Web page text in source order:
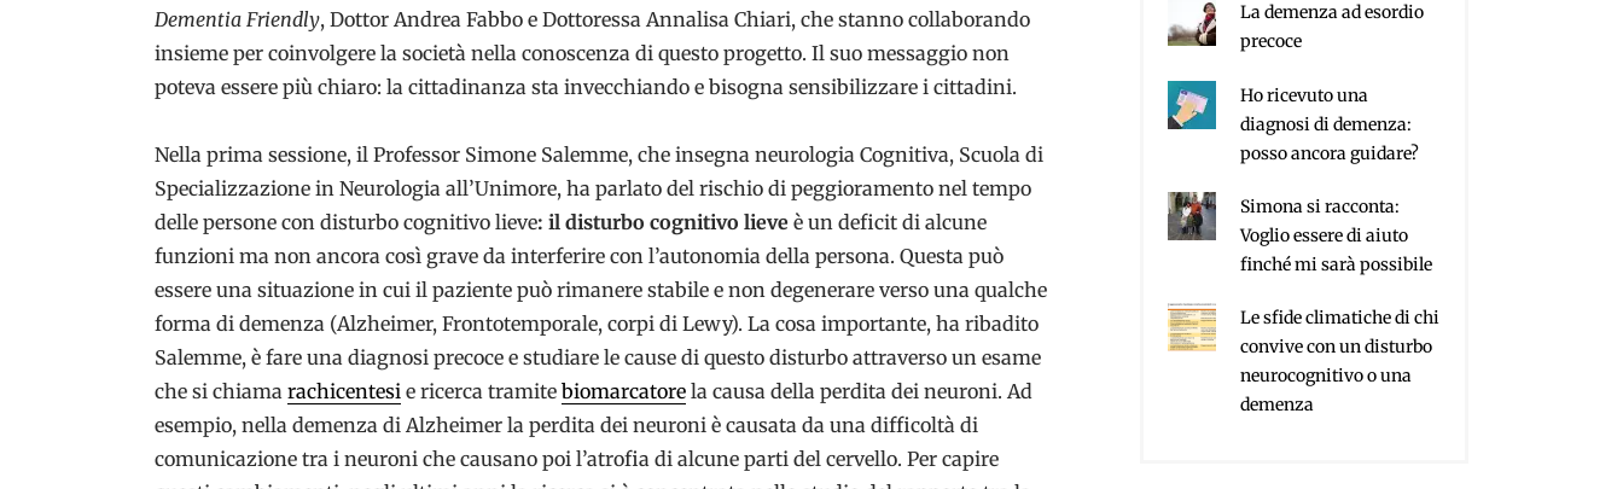
Dementia Friendly, Dottor Andrea Fabbo e Dottoressa Annalisa Chiari, che stanno collaborando
insieme per coinvolgere la società nella conoscenza di questo progetto. Il suo messaggio non
poteva essere più chiaro: la cittadinanza sta invecchiando e bisogna sensibilizzare i cittadini.
Nella prima sessione, il Professor Simone Salemme, che insegna neurologia Cognitiva, Scuola di
Specializzazione in Neurologia all’Unimore, ha parlato del rischio di peggioramento nel tempo
delle persone con disturbo cognitivo lieve: il disturbo cognitivo lieve è un deficit di alcune
funzioni ma non ancora così grave da interferire con l’autonomia della persona. Questa può
essere una situazione in cui il paziente può rimanere stabile e non degenerare verso una qualche
forma di demenza (Alzheimer, Frontotemporale, corpi di Lewy). La cosa importante, ha ribadito
Salemme, è fare una diagnosi precoce e studiare le cause di questo disturbo attraverso un esame
che si chiama rachicentesi e ricerca tramite biomarcatore la causa della perdita dei neuroni. Ad
esempio, nella demenza di Alzheimer la perdita dei neuroni è causata da una difficoltà di
comunicazione tra i neuroni che causano poi l’atrofia di alcune parti del cervello. Per capire
La demenza ad esordio
precoce
Ho ricevuto una
diagnosi di demenza:
posso ancora guidare?
Simona si racconta:
Voglio essere di aiuto
finché mi sarà possibile
Le sfide climatiche di chi
convive con un disturbo
neurocognitivo o una
demenza